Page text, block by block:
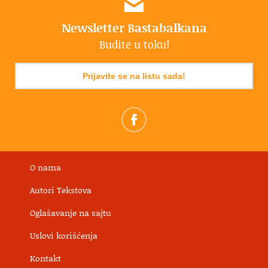
Newsletter Bastabalkana
Budite u toku!
Prijavite se na listu sada!
O nama
Autori Tekstova
Oglašavanje na sajtu
Uslovi korišćenja
Kontakt